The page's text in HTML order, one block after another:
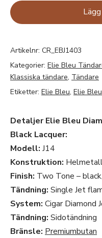
Artikelnr: CR_EBJ1403
Kategorier: Elie Bleu
Klassiska tändare, Tändare
Etiketter: Elie Bleu, Elie
DetaljerElie Bleu
Black Lacquer:
Modell: J14
Konstruktion:
Finish: Two Tone –
Tändning: Single Jet
System: Cigar Diamond
Tändning: Sidotändning
Bränsle: Premiumbutan